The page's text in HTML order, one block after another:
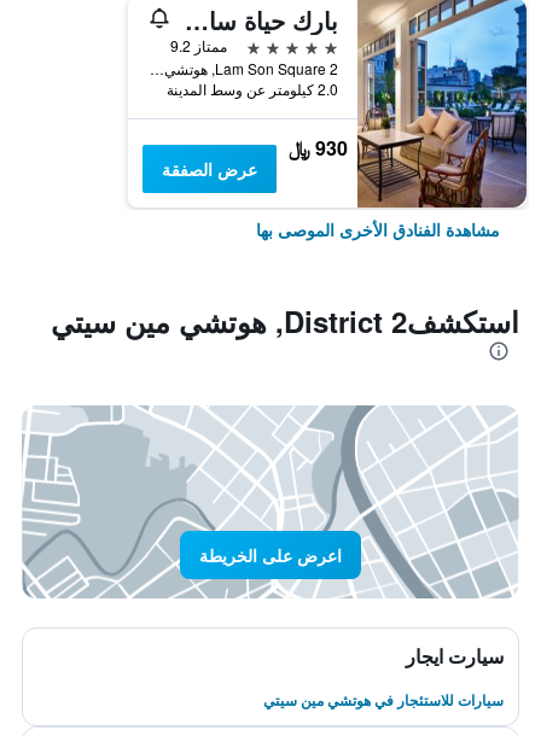
بارك حياة سايجون
5 نجوم
ممتاز 9.2
2 Lam Son Square, هوتشي مين سيتي, فيتنام
2.0 كيلومتر عن وسط المدينة
930 ﷼
عرض الصفقة
مشاهدة الفنادق الأخرى الموصى بها
استكشفDistrict 2, هوتشي مين سيتي
اعرض على الخريطة
سيارت ايجار
سيارات للاستئجار في هوتشي مين سيتي